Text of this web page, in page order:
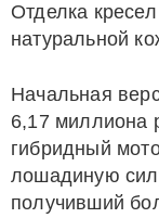
Отделка
натуральной
Начальная
6,17 миллиона
гибридный
лошадиную
получивший